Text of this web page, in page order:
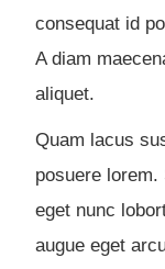
consequat id
A diam
aliquet.
Quam lacus
posuere
eget nunc
augue eget